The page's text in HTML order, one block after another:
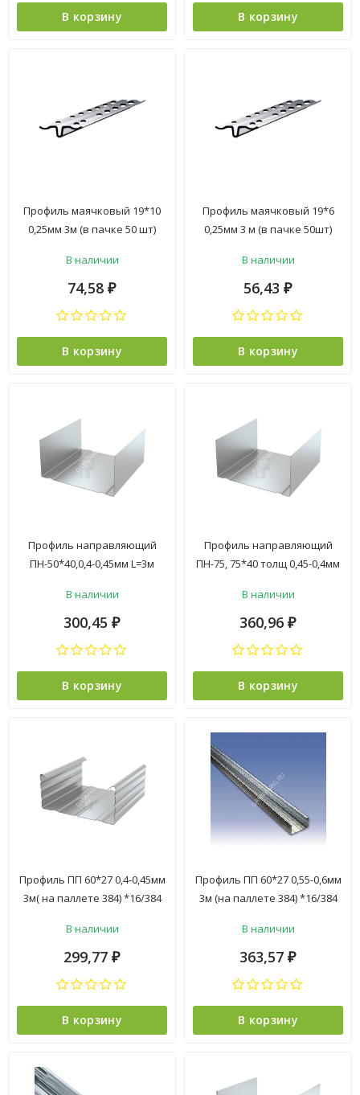
В корзину В корзину
Профиль маячковый 19*10
0,25мм 3м (в пачке 50 шт)
В наличии
74,58 ₽
В корзину
Профиль маячковый 19*6
0,25мм 3 м (в пачке 50шт)
В наличии
56,43 ₽
В корзину
Профиль направляющий
ПН-50*40,0,4-0,45мм L=3м
В наличии
300,45 ₽
В корзину
Профиль направляющий
ПН-75, 75*40 толщ 0,45-0,4мм
В наличии
360,96 ₽
В корзину
Профиль ПП 60*27 0,4-0,45мм
3м( на паллете 384) *16/384
В наличии
299,77 ₽
В корзину
Профиль ПП 60*27 0,55-0,6мм
3м (на паллете 384) *16/384
В наличии
363,57 ₽
В корзину